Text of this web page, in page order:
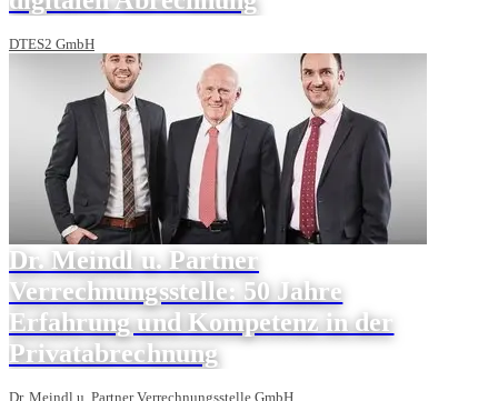
DTES2 GmbH
Dr. Meindl u. Partner
Verrechnungsstelle: 50 Jahre
Erfahrung und Kompetenz in der
Privatabrechnung
Dr. Meindl u. Partner Verrechnungsstelle GmbH